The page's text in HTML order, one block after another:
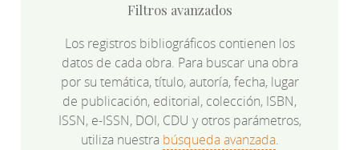
Filtros avanzados
Los registros bibliográficos contienen los
datos de cada obra. Para buscar una obra
por su temática, título, autoría, fecha, lugar
de publicación, editorial, colección, ISBN,
ISSN, e-ISSN, DOI, CDU y otros parámetros,
utiliza nuestra búsqueda avanzada.